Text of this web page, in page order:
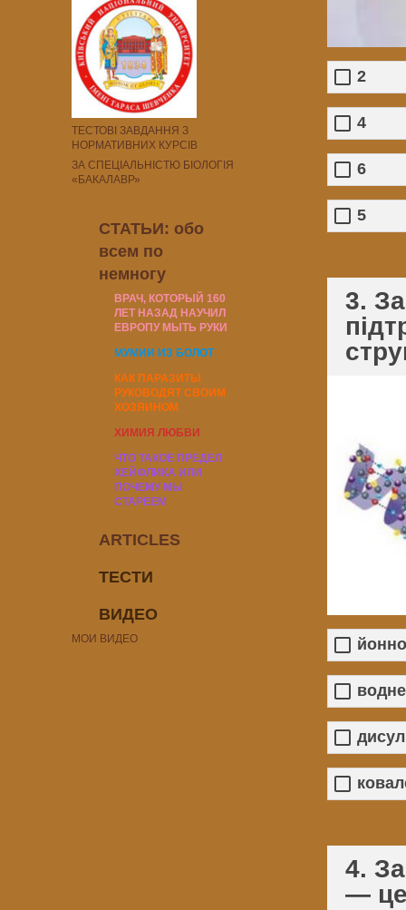
ТЕСТОВІ ЗАВДАННЯ З
НОРМАТИВНИХ КУРСІВ
ЗА СПЕЦІАЛЬНІСТЮ БІОЛОГІЯ
«БАКАЛАВР»
СТАТЬИ: обо
всем по
немногу
ВРАЧ, КОТОРЫЙ 160
ЛЕТ НАЗАД НАУЧИЛ
ЕВРОПУ МЫТЬ РУКИ
МУМИИ ИЗ БОЛОТ
КАК ПАРАЗИТЫ
РУКОВОДЯТ СВОИМ
ХОЗЯИНОМ
ХИМИЯ ЛЮБВИ
ЧТО ТАКОЕ ПРЕДЕЛ
ХЕЙФЛИКА ИЛИ
ПОЧЕМУ МЫ
СТАРЕЕМ
ARTICLES
ТЕСТИ
ВИДЕО
МОИ ВИДЕО
2
4
6
5
3.
4.
—